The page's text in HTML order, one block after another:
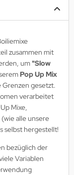
zusammen mit
um "Slow
Pop Up Mix
gesetzt.
verarbeitet
Mixe,
alle unsere
selbst hergestellt!
bezüglich der
Variablen